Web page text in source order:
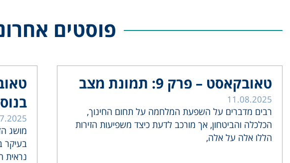
פוסטים
טאובקאסט – פרק 9: תמונת מצב
11.08.2025
רבים מדברים על השפעת המלחמה על תחום החינוך,
הכלכלה והביטחון, אך מורכב לדעת כיצד משפיעות הזירות
הללו אלה על אלה,
מושג
בעיקר
נראית